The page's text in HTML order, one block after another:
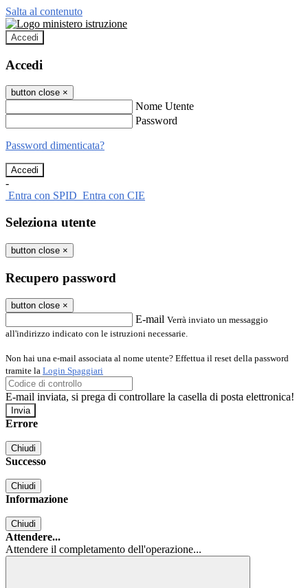
Salta al contenuto
Accedi
Accedi
button close ×
Nome Utente
Password
Password dimenticata?
-
Entra con SPID Entra con CIE
Seleziona utente
button close ×
Recupero password
button close ×
E-mail Verrà inviato un messaggio
all'indirizzo indicato con le istruzioni necessarie.
Non hai una e-mail associata al nome utente? Effettua il reset della password
tramite la Login Spaggiari
E-mail inviata, si prega di controllare la casella di posta elettronica!
Errore
Chiudi
Successo
Chiudi
Informazione
Chiudi
Attendere...
Attendere il completamento dell'operazione...